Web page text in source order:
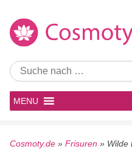
MENU
Cosmoty.de » Frisuren » Wilde